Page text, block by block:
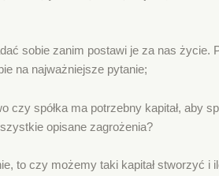
sobie zanim postawi je za nas życie.
na najważniejsze pytanie;
czy spółka ma potrzebny kapitał, aby
opisane zagrożenia?
to czy możemy taki kapitał stworzyć i